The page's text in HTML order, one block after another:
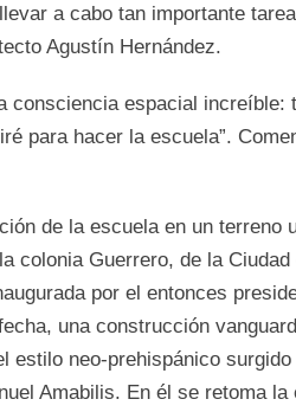
a cabo tan importante
Agustín Hernández.
consciencia espacial
para hacer la escuela”.
de la escuela en un terreno
colonia Guerrero, de la
por el entonces
una construcción
estilo neo-prehispánico
Amabilis. En él se retoma